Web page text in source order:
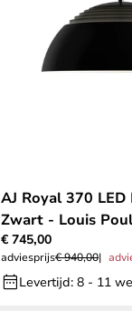
AJ Royal 370
Zwart - Louis
€ 745,00
adviesprijs€ 940,00
Levertijd: 8 - 11